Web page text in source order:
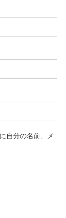
自分の名前、メ